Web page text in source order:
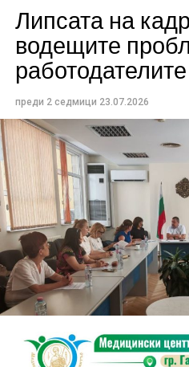
Проектът предвижда
инвестиционен работен
необходими части –
решения, електро- и ВиК
ефективност, ОВК,
паркоустройство, пътна
организация на
Това е първата стъпка към
съвременна,
Липсата на
водещите
работодателите
преди 2 седмици 23.07.2026